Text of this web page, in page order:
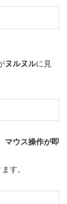
ヌルヌルに見
マウス操作が即
す。